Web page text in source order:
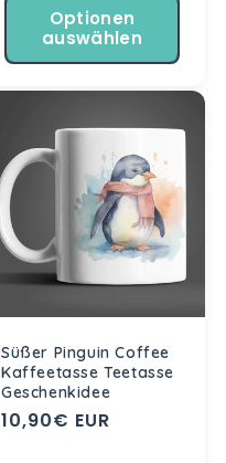
Optionen
auswählen
Süßer Pinguin Coffee
Kaffeetasse Teetasse
Geschenkidee
Normaler
10,90€ EUR